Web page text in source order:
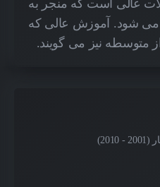
عالی است که منجر به
شود. آموزش عالی که
متوسطه نیز می گویند.